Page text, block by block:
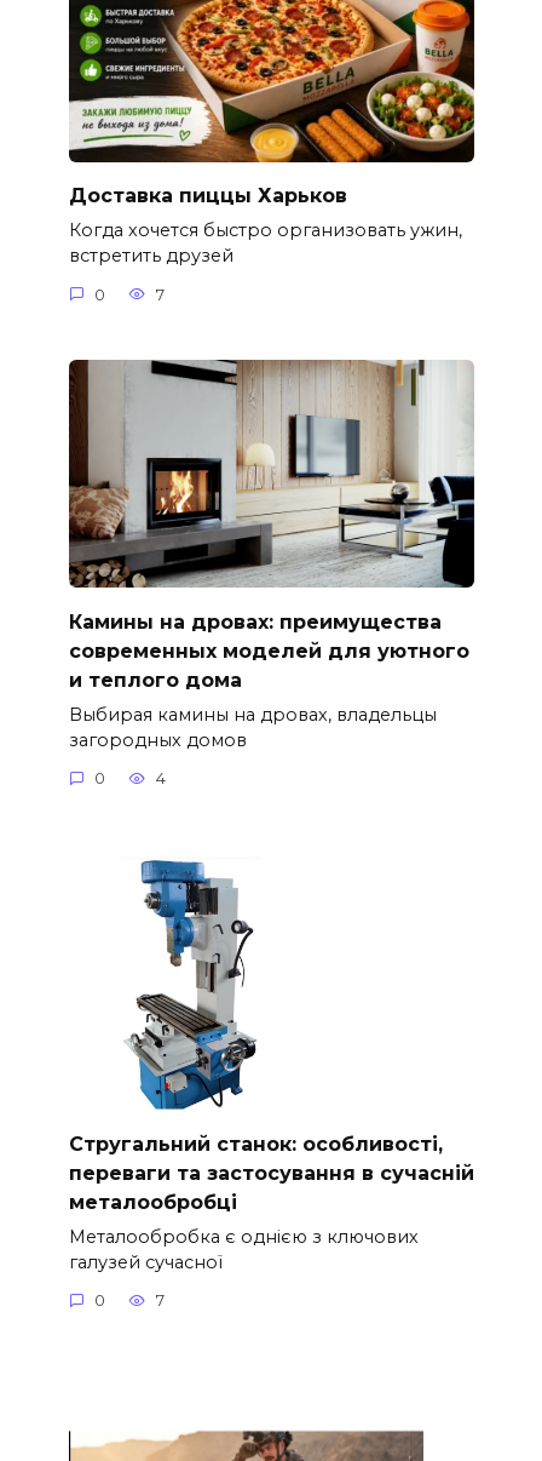
Доставка пиццы Харьков
Когда хочется быстро организовать ужин,
встретить друзей
0 7
Камины на дровах: преимущества
современных моделей для уютного
и теплого дома
Выбирая камины на дровах, владельцы
загородных домов
0 4
Стругальний станок: особливості,
переваги та застосування в сучасній
металообробці
Металообробка є однією з ключових
галузей сучасної
0 7